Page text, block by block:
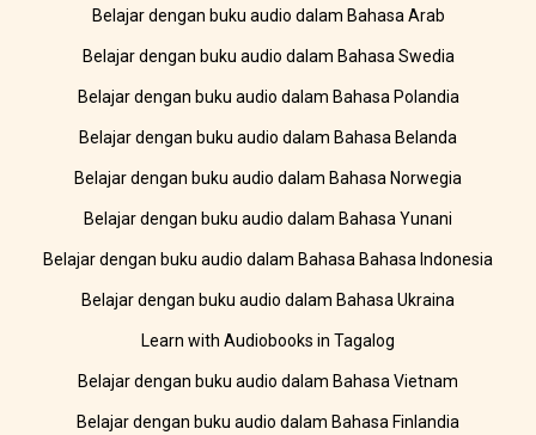
Belajar dengan buku audio dalam Bahasa Arab
Belajar dengan buku audio dalam Bahasa Swedia
Belajar dengan buku audio dalam Bahasa Polandia
Belajar dengan buku audio dalam Bahasa Belanda
Belajar dengan buku audio dalam Bahasa Norwegia
Belajar dengan buku audio dalam Bahasa Yunani
Belajar dengan buku audio dalam Bahasa Bahasa Indonesia
Belajar dengan buku audio dalam Bahasa Ukraina
Learn with Audiobooks in Tagalog
Belajar dengan buku audio dalam Bahasa Vietnam
Belajar dengan buku audio dalam Bahasa Finlandia